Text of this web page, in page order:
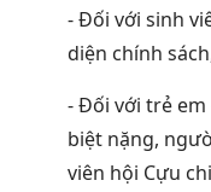
- Đối với sinh
diện chính
- Đối với trẻ
biệt nặng,
viên hội Cựu